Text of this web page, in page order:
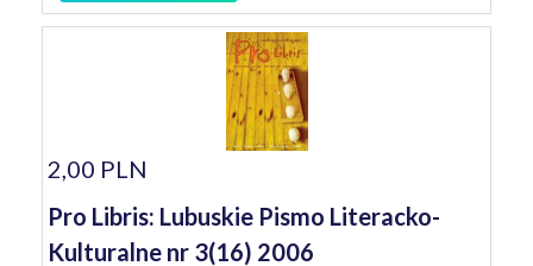
2,00 PLN
Pro Libris: Lubuskie Pismo Literacko-
Kulturalne nr 3(16) 2006